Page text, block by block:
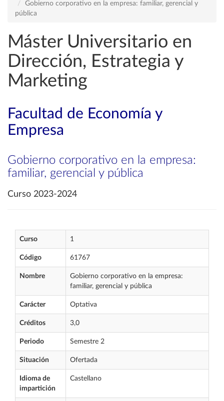
Gobierno corporativo en la empresa: familiar, gerencial y
pública
Máster Universitario en
Dirección, Estrategia y
Marketing
Facultad de Economía y
Empresa
Gobierno corporativo en la empresa:
familiar, gerencial y pública
Curso 2023-2024
Curso 1
Código 61767
Nombre
Gobierno corporativo en la empresa:
familiar, gerencial y pública
Carácter Optativa
Créditos 3,0
Periodo Semestre 2
Situación Ofertada
Idioma de
impartición
Castellano